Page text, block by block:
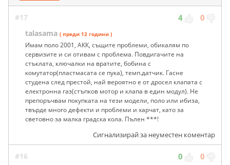
#17 4 0
talasama ( преди 12 години )
Имам поло 2001, АКК, същите проблеми, обикалям по
сервизите и си отивам с проблема. Повдигачите на
стъклата, ключалки на вратите, бобина с
комутатор(пластмасата се пука), темп.датчик. Гасне
студена след престой, най вероятно е от дросел клапата с
електронна газ(стъпков мотор и клапа в един модул). Не
препоръчвам покупката на тези модели, поло или ибиза,
твърде много дефекти и проблеми и харчат, като за
световно за малка градска кола. Пълен ***!
Сигнализирай за неуместен коментар
#16 0 0